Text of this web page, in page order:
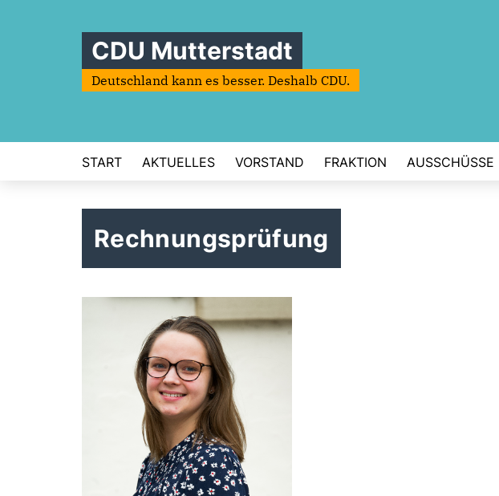
CDU Mutterstadt
Deutschland kann es besser. Deshalb CDU.
START AKTUELLES VORSTAND FRAKTION AUSSCHÜSSE
Rechnungsprüfung